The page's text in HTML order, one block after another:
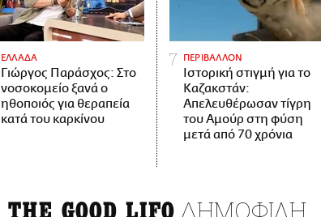
ΕΛΛΑΔΑ
Γιώργος Παράσχος: Στο
νοσοκομείο ξανά ο
ηθοποιός για θεραπεία
κατά του καρκίνου
ΠΕΡΙΒΑΛΛΟΝ
Ιστορική στιγμή για το
Καζακστάν:
Απελευθέρωσαν τίγρη
του Αμούρ στη φύση
μετά από 70 χρόνια
ΔΗΜΟΦΙΛΗ